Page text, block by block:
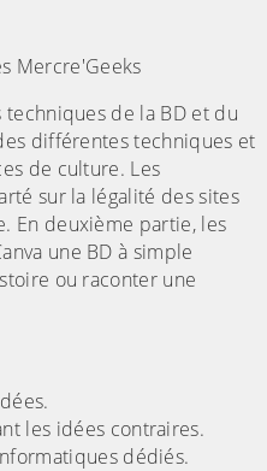
de la BD et du
différentes techniques et
de culture. Les
sur la légalité des sites
En deuxième partie, les
une BD à simple
ou raconter une
les idées contraires.
dédiés.